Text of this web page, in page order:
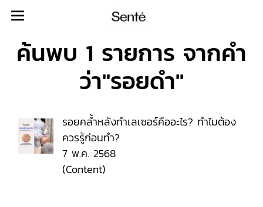
ค้นพบ 1 รายการ จากคำ
ว่า"รอยดำ"
รอยคล้ำหลังทำเลเซอร์คืออะไร? ทำไมต้อง
ควรรู้ก่อนทำ?
7 พ.ค. 2568
(Content)